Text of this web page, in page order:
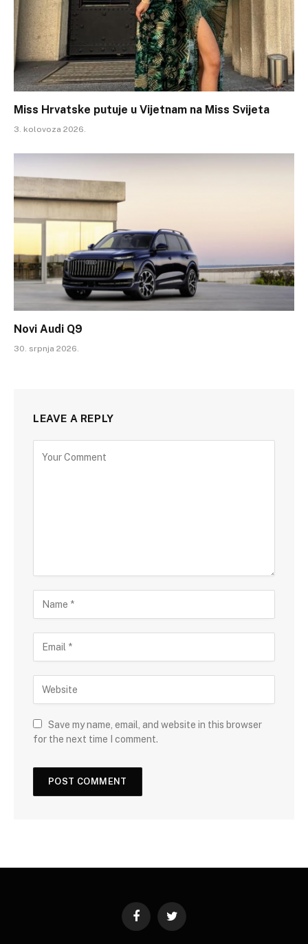
Miss Hrvatske putuje u Vijetnam na Miss Svijeta
3. kolovoza 2026.
Novi Audi Q9
30. srpnja 2026.
LEAVE A REPLY
Save my name, email, and website in this browser
for the next time I comment.
FacebookTwitter